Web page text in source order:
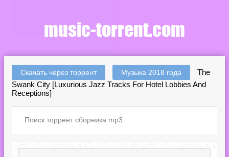
Скачать через торрент Музыка 2018 года
The
Swank City [Luxurious Jazz Tracks For Hotel Lobbies And
Receptions]